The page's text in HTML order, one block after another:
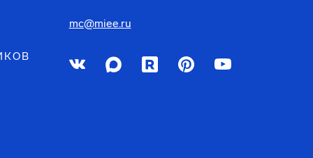
mc@miee.ru